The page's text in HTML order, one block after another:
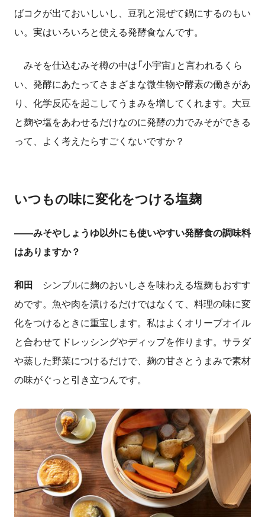
ばコクが出ておいしいし、豆乳と混ぜて鍋にするのもい
い。実はいろいろと使える発酵食なんです。
みそを仕込むみそ樽の中は「小宇宙」と言われるくら
い、発酵にあたってさまざまな微生物や酵素の働きがあ
り、化学反応を起こしてうまみを増してくれます。大豆
と麹や塩をあわせるだけなのに発酵の力でみそができる
って、よく考えたらすごくないですか？
いつもの味に変化をつける塩麹
――みそやしょうゆ以外にも使いやすい発酵食の調味料
はありますか？
和田
シンプルに麹のおいしさを味わえる塩麹もおすす
めです。魚や肉を漬けるだけではなくて、料理の味に変
化をつけるときに重宝します。私はよくオリーブオイル
と合わせてドレッシングやディップを作ります。サラダ
や蒸した野菜につけるだけで、麹の甘さとうまみで素材
の味がぐっと引き立つんです。